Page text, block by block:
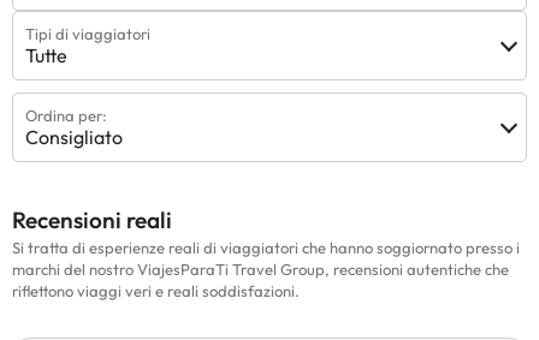
Tipi di viaggiatori
Tutte
Ordina per:
Consigliato
Recensioni reali
Si tratta di esperienze reali di viaggiatori che hanno soggiornato presso i
marchi del nostro ViajesParaTi Travel Group, recensioni autentiche che
riflettono viaggi veri e reali soddisfazioni.